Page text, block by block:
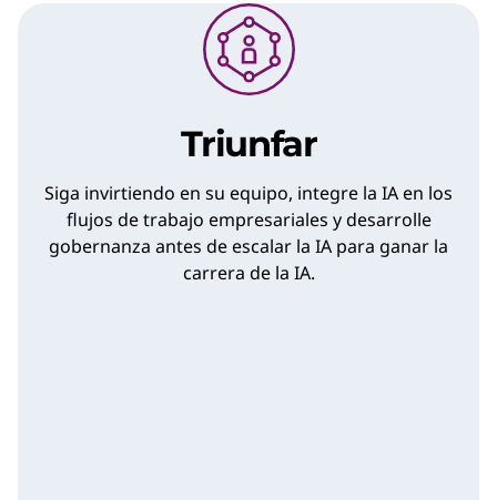
Triunfar
Siga invirtiendo en su equipo, integre la IA en los
flujos de trabajo empresariales y desarrolle
gobernanza antes de escalar la IA para ganar la
carrera de la IA.